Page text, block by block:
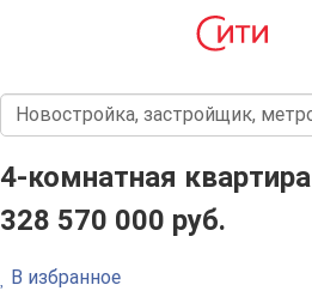
4-комнатная квартира
328 570 000 руб.
В избранное